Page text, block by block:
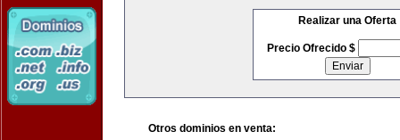
Realizar una Oferta
Precio Ofrecido $
Otros dominios en venta: